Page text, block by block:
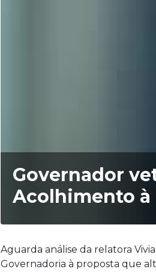
Governador
Acolhimento
Aguarda análise da relatora
Governadoria à proposta que